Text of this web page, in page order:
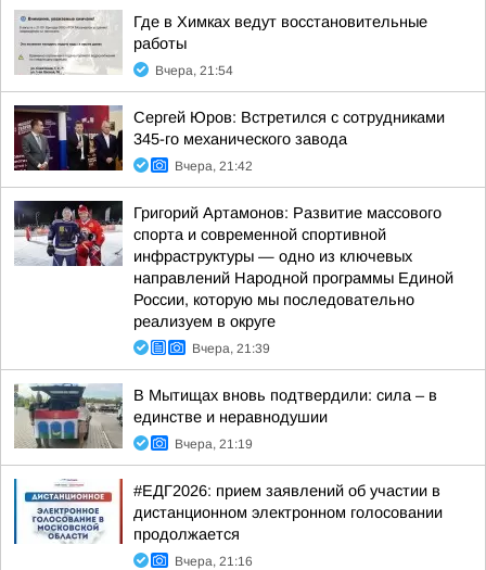
Где в Химках ведут восстановительные
работы
Вчера, 21:54
Сергей Юров: Встретился с сотрудниками
345-го механического завода
Вчера, 21:42
Григорий Артамонов: Развитие массового
спорта и современной спортивной
инфраструктуры — одно из ключевых
направлений Народной программы Единой
России, которую мы последовательно
реализуем в округе
Вчера, 21:39
В Мытищах вновь подтвердили: сила – в
единстве и неравнодушии
Вчера, 21:19
#ЕДГ2026: прием заявлений об участии в
дистанционном электронном голосовании
продолжается
Вчера, 21:16